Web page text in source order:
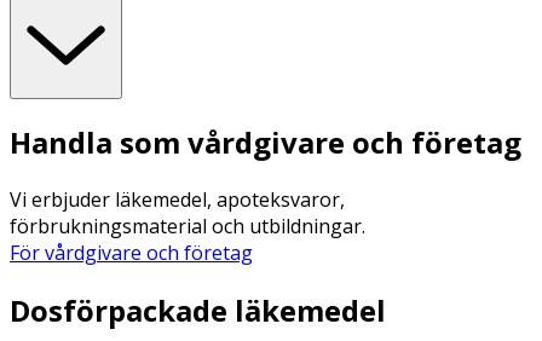
Handla som vårdgivare och företag
Vi erbjuder läkemedel, apoteksvaror,
förbrukningsmaterial och utbildningar.
För vårdgivare och företag
Dosförpackade läkemedel